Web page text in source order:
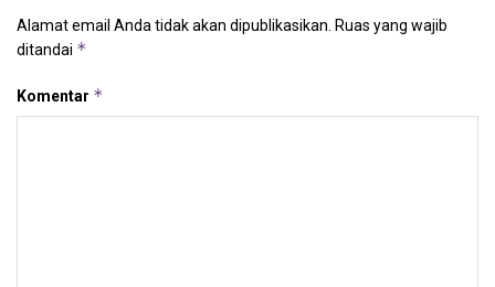
Alamat email Anda tidak akan dipublikasikan. Ruas yang wajib
ditandai *
Komentar *